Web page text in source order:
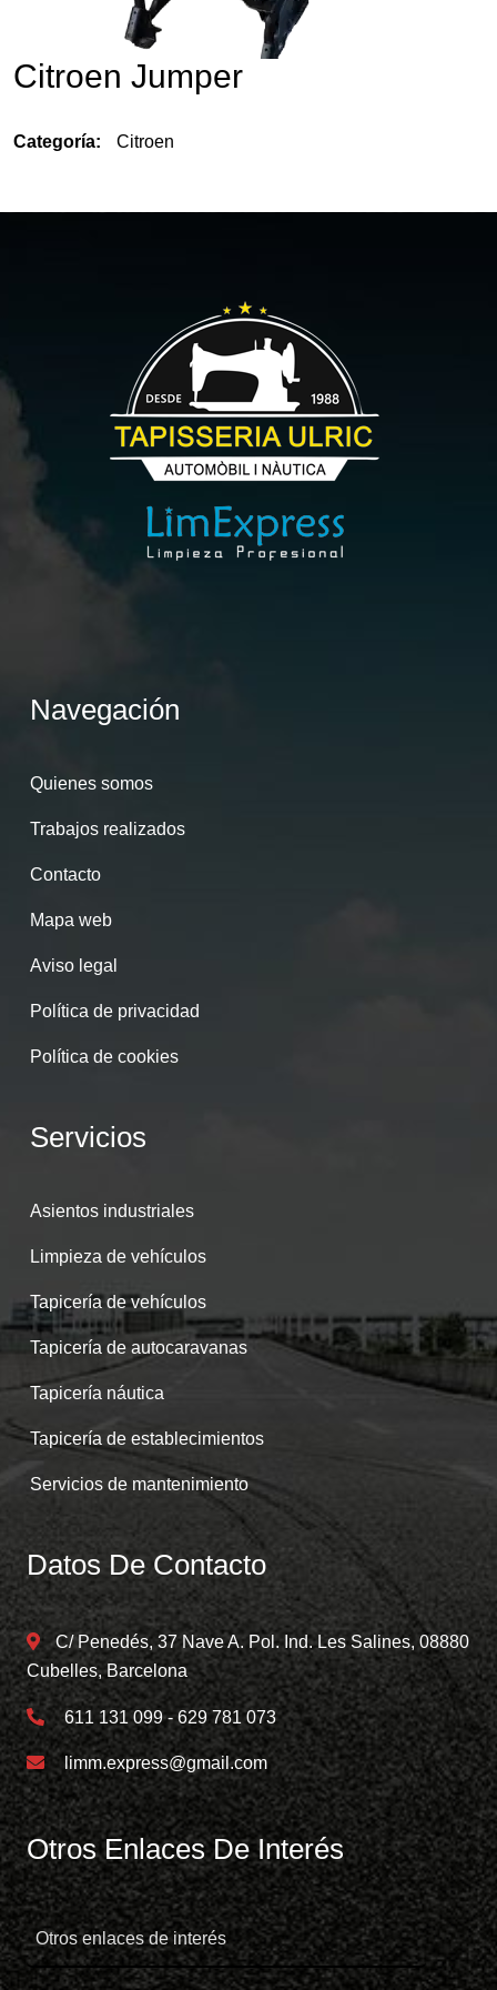
Citroen Jumper
Categoría: Citroen
Navegación
Quienes somos
Trabajos realizados
Contacto
Mapa web
Aviso legal
Política de privacidad
Política de cookies
Servicios
Asientos industriales
Limpieza de vehículos
Tapicería de vehículos
Tapicería de autocaravanas
Tapicería náutica
Tapicería de establecimientos
Servicios de mantenimiento
Datos De Contacto
C/ Penedés, 37 Nave A. Pol. Ind. Les Salines, 08880
Cubelles, Barcelona
611 131 099 - 629 781 073
limm.express@gmail.com
Otros Enlaces De Interés